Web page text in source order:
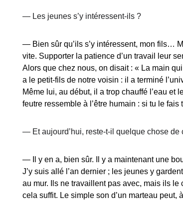
— Les jeunes s’y intéressent-ils ?
— Bien sûr qu’ils s’y intéressent, mon fils…
vite. Supporter la patience d’un travail leur
Alors que chez nous, on disait : « La main
a le petit-fils de notre voisin : il a terminé
Même lui, au début, il a trop chauffé l’eau et
feutre ressemble à l’être humain : si tu le
— Et aujourd’hui, reste-t-il quelque chose
—
Il y en a, bien sûr. Il y a maintenant une
J’y suis allé l’an dernier ; les jeunes y
au mur. Ils ne travaillent pas avec, mais ils
cela suffit. Le simple son d’un marteau